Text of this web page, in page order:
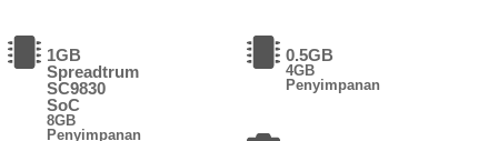
1GB
Spreadtrum
SC9830
SoC
8GB
Penyimpanan
0.5GB
4GB
Penyimpanan